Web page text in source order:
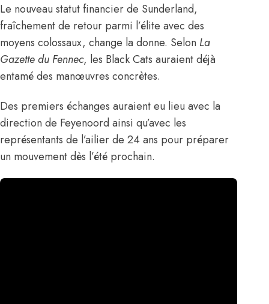
Le nouveau statut financier de Sunderland,
fraîchement de retour parmi l’élite avec des
moyens colossaux, change la donne. Selon La
Gazette du Fennec, les Black Cats auraient déjà
entamé des manœuvres concrètes.
Des premiers échanges auraient eu lieu avec la
direction de Feyenoord ainsi qu’avec les
représentants de l’ailier de 24 ans pour préparer
un mouvement dès l’été prochain.